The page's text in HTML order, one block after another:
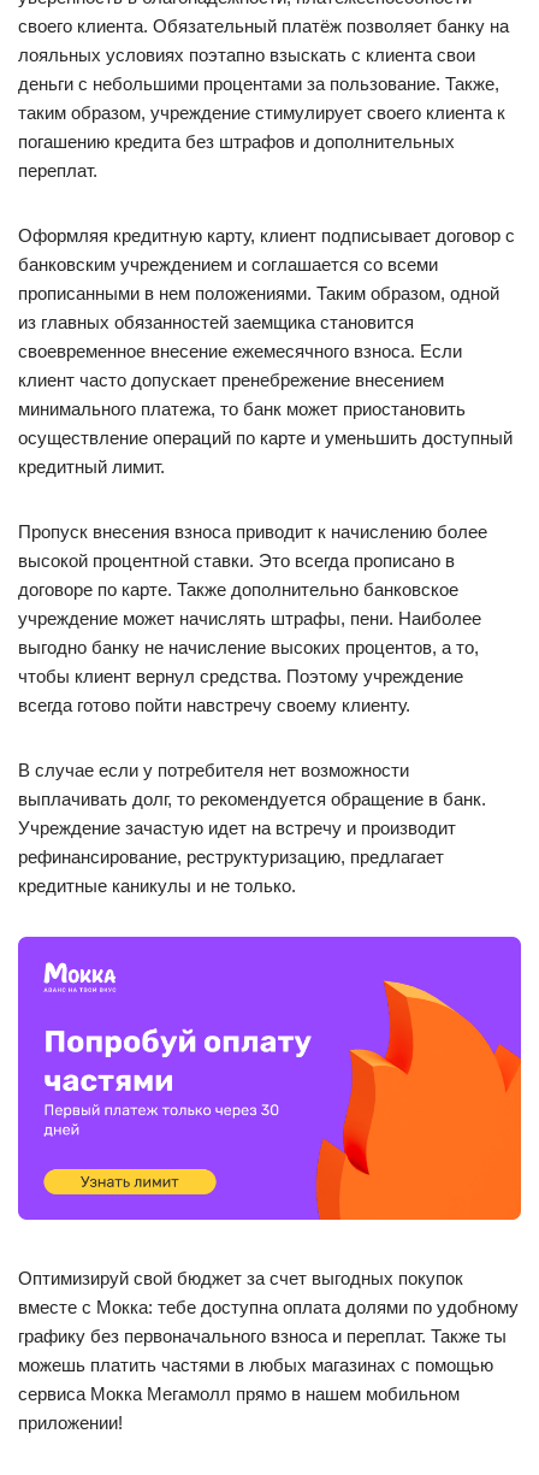
своего клиента. Обязательный платёж позволяет банку на
лояльных условиях поэтапно взыскать с клиента свои
деньги с небольшими процентами за пользование. Также,
таким образом, учреждение стимулирует своего клиента к
погашению кредита без штрафов и дополнительных
переплат.
Оформляя кредитную карту, клиент подписывает договор с
банковским учреждением и соглашается со всеми
прописанными в нем положениями. Таким образом, одной
из главных обязанностей заемщика становится
своевременное внесение ежемесячного взноса. Если
клиент часто допускает пренебрежение внесением
минимального платежа, то банк может приостановить
осуществление операций по карте и уменьшить доступный
кредитный лимит.
Пропуск внесения взноса приводит к начислению более
высокой процентной ставки. Это всегда прописано в
договоре по карте. Также дополнительно банковское
учреждение может начислять штрафы, пени. Наиболее
выгодно банку не начисление высоких процентов, а то,
чтобы клиент вернул средства. Поэтому учреждение
всегда готово пойти навстречу своему клиенту.
В случае если у потребителя нет возможности
выплачивать долг, то рекомендуется обращение в банк.
Учреждение зачастую идет на встречу и производит
рефинансирование, реструктуризацию, предлагает
кредитные каникулы и не только.
Оптимизируй свой бюджет за счет выгодных покупок
вместе с Мокка: тебе доступна оплата долями по удобному
графику без первоначального взноса и переплат. Также ты
можешь платить частями в любых магазинах с помощью
сервиса Мокка Мегамолл прямо в нашем мобильном
приложении!